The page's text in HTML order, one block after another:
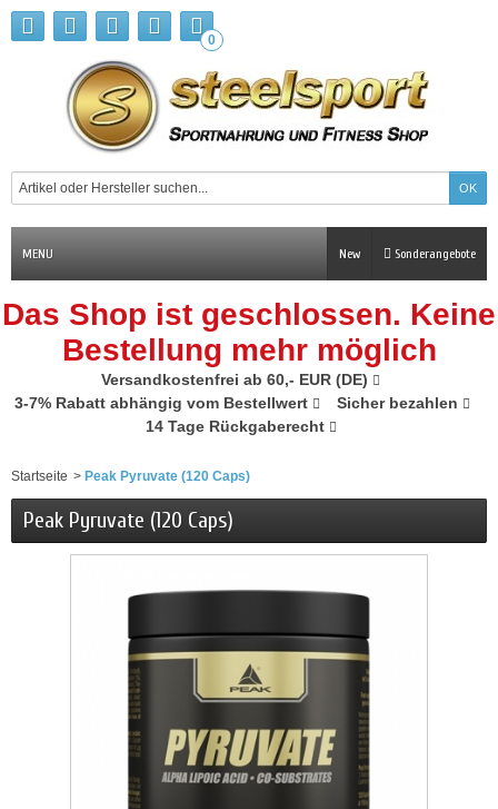
0
MENU Sonderangebote
New
Das Shop ist geschlossen. Keine
Bestellung mehr möglich
Versandkostenfrei ab 60,- EUR (DE)
3-7% Rabatt abhängig vom Bestellwert
Sicher bezahlen
14 Tage Rückgaberecht
Startseite > Peak Pyruvate (120 Caps)
Peak Pyruvate (120 Caps)